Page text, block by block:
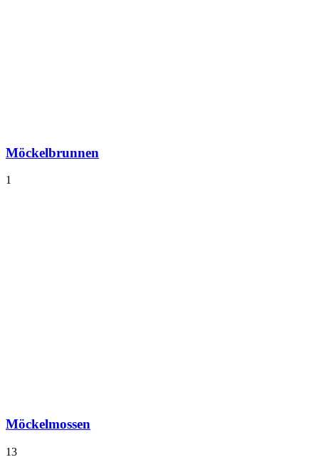
Möckelbrunnen
1
Möckelmossen
13